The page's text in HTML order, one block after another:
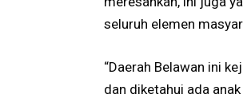
seluruh elemen
“Daerah Belawan ini
dan diketahui ada